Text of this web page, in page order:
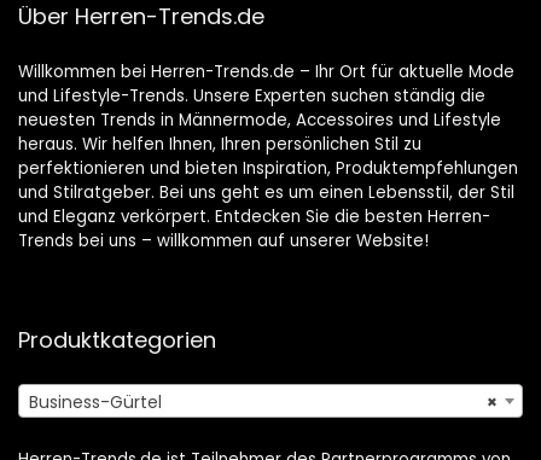
Über Herren-Trends.de
Willkommen bei Herren-Trends.de – Ihr Ort für aktuelle Mode
und Lifestyle-Trends. Unsere Experten suchen ständig die
neuesten Trends in Männermode, Accessoires und Lifestyle
heraus. Wir helfen Ihnen, Ihren persönlichen Stil zu
perfektionieren und bieten Inspiration, Produktempfehlungen
und Stilratgeber. Bei uns geht es um einen Lebensstil, der Stil
und Eleganz verkörpert. Entdecken Sie die besten Herren-
Trends bei uns – willkommen auf unserer Website!
Produktkategorien
×
Business-Gürtel